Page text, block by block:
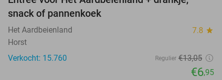
snack of pannenkoek
Het Aardbeienland 7.8 star
Horst
Verkocht: 15.760
Regulier €13,05
€6,95